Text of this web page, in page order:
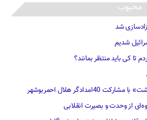
محبوب
شدیم
تا کی باید منتظر بمانند؟
هلال احمربوشهر